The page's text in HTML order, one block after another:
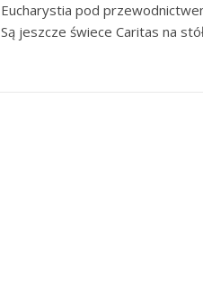
Eucharystia pod
Są jeszcze świece Caritas na